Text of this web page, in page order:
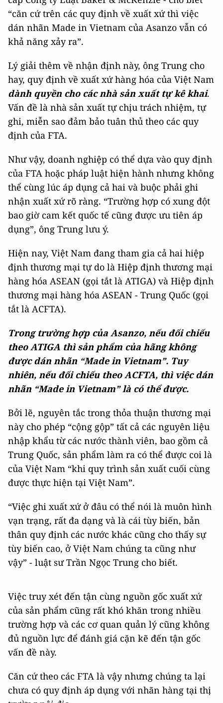
“căn cứ trên các quy định về xuất xứ thì việc
dán nhãn Made in Vietnam của Asanzo vẫn có
khả năng xảy ra”.
Lý giải thêm về nhận định này, ông Trung cho
hay, quy định về xuất xứ hàng hóa của Việt Nam
dành quyền cho các nhà sản xuất tự kê khai.
Vấn đề là nhà sản xuất tự chịu trách nhiệm, tự
ghi, miễn sao đảm bảo tuân thủ theo các quy
định của FTA.
Như vậy, doanh nghiệp có thể dựa vào quy định
của FTA hoặc pháp luật hiện hành nhưng không
thể cùng lúc áp dụng cả hai và buộc phải ghi
nhận xuất xứ rõ ràng. “Trường hợp có xung đột
bao giờ cam kết quốc tế cũng được ưu tiên áp
dụng”, ông Trung lưu ý.
Hiện nay, Việt Nam đang tham gia cả hai hiệp
định thương mại tự do là Hiệp định thương mại
hàng hóa ASEAN (gọi tắt là ATIGA) và Hiệp định
thương mại hàng hóa ASEAN - Trung Quốc (gọi
tắt là ACFTA).
Trong trường hợp của Asanzo, nếu đối chiếu
theo ATIGA thì sản phẩm của hãng không
được dán nhãn “Made in Vietnam”. Tuy
nhiên, nếu đối chiếu theo ACFTA, thì việc dán
nhãn “Made in Vietnam” là có thể được.
Bởi lẽ, nguyên tắc trong thỏa thuận thương mại
này cho phép “cộng gộp” tất cả các nguyên liệu
nhập khẩu từ các nước thành viên, bao gồm cả
Trung Quốc, sản phẩm làm ra có thể được coi là
của Việt Nam “khi quy trình sản xuất cuối cùng
được thực hiện tại Việt Nam”.
“Việc ghi xuất xứ ở đâu có thể nói là muôn hình
vạn trạng, rất đa dạng và là cái tùy biến, bản
thân quy định các nước khác cũng cho thấy sự
tùy biến cao, ở Việt Nam chúng ta cũng như
vậy” - luật sư Trần Ngọc Trung cho biết.
Việc truy xét đến tận cùng nguồn gốc xuất xứ
của sản phẩm cũng rất khó khăn trong nhiều
trường hợp và các cơ quan quản lý cũng không
đủ nguồn lực để đánh giá cặn kẽ đến tận gốc
vấn đề này.
Căn cứ theo các FTA là vậy nhưng chúng ta lại
chưa có quy định áp dụng với nhãn hàng tại thị